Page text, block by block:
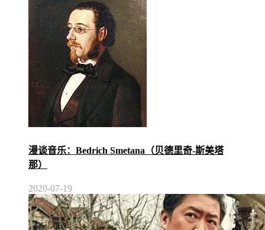
漫谈音乐：Bedrich Smetana（贝德里奇-斯美塔
那）
2020-07-19